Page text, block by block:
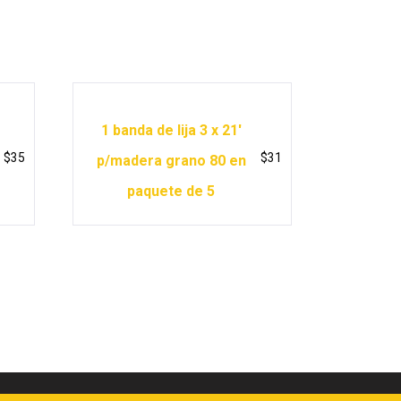
$35
1 banda de lija 3 x 21′
p/madera grano 80 en
paquete de 5
$31